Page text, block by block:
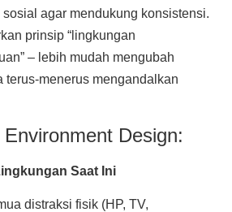
sosial agar mendukung konsistensi.
prinsip “lingkungan
– lebih mudah mengubah
terus-menerus mengandalkan
Design:
Saat Ini
distraksi fisik (HP, TV,